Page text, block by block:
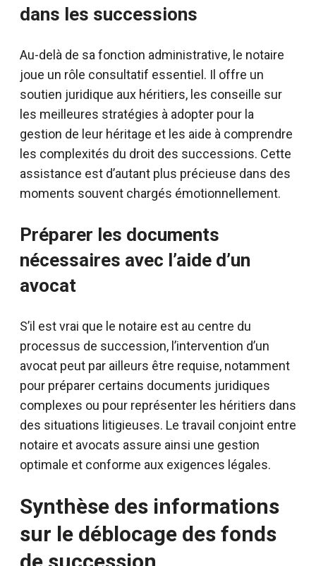
dans les successions
Au-delà de sa fonction administrative, le notaire
joue un rôle consultatif essentiel. Il offre un
soutien juridique aux héritiers, les conseille sur
les meilleures stratégies à adopter pour la
gestion de leur héritage et les aide à comprendre
les complexités du droit des successions. Cette
assistance est d’autant plus précieuse dans des
moments souvent chargés émotionnellement.
Préparer les documents
nécessaires avec l’aide d’un
avocat
S’il est vrai que le notaire est au centre du
processus de succession, l’intervention d’un
avocat peut par ailleurs être requise, notamment
pour préparer certains documents juridiques
complexes ou pour représenter les héritiers dans
des situations litigieuses. Le travail conjoint entre
notaire et avocats assure ainsi une gestion
optimale et conforme aux exigences légales.
Synthèse des informations
sur le déblocage des fonds